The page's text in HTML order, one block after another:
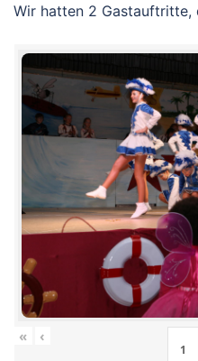
Wir hatten 2 Gastauftritte,
« ‹